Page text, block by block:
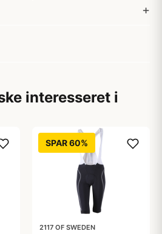
interesseret i
SPAR 60%
2117 OF SWEDEN